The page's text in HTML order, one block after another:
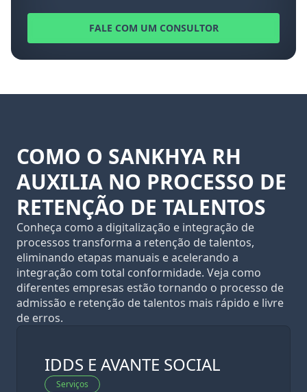
FALE COM UM CONSULTOR
COMO O SANKHYA RH
AUXILIA NO PROCESSO DE
RETENÇÃO DE TALENTOS
Conheça como a digitalização e integração de
processos transforma a retenção de talentos,
eliminando etapas manuais e acelerando a
integração com total conformidade. Veja como
diferentes empresas estão tornando o processo de
admissão e retenção de talentos mais rápido e livre
de erros.
IDDS E AVANTE SOCIAL
Serviços